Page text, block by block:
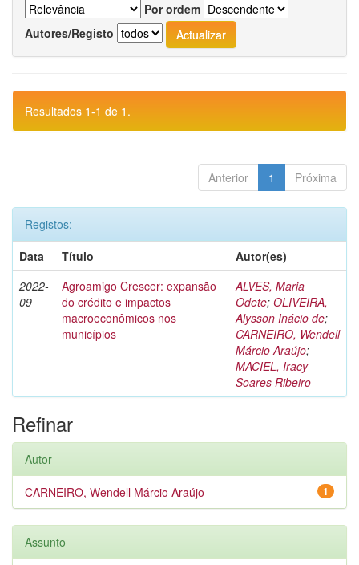
Por ordem
Autores/Registo
Resultados 1-1 de 1.
Anterior 1 Próxima
Registos:
Data
Título
Autor(es)
2022-
09
Agroamigo Crescer: expansão
do crédito e impactos
macroeconômicos nos
municípios
ALVES, Maria
Odete; OLIVEIRA,
Alysson Inácio de;
CARNEIRO, Wendell
Márcio Araújo;
MACIEL, Iracy
Soares Ribeiro
Refinar
Autor
1
CARNEIRO, Wendell Márcio Araújo
Assunto